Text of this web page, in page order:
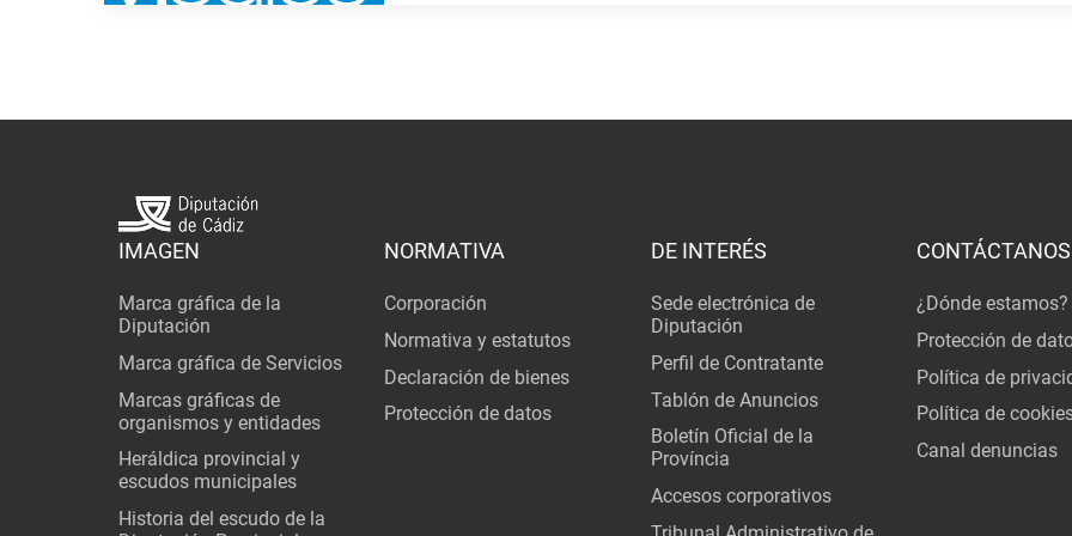
IMAGEN
Marca gráfica de la
Diputación
Marca gráfica de Servicios
Marcas gráficas de
organismos y entidades
Heráldica provincial y
escudos municipales
Historia del escudo de la
NORMATIVA
Corporación
Normativa y estatutos
Declaración de bienes
Protección de datos
DE INTERÉS
Sede electrónica de
Diputación
Perfil de Contratante
Tablón de Anuncios
Boletín Oficial de la
Província
Accesos corporativos
CONTÁCTANOS
¿Dónde estamos?
Protección de
Política de
Política de
Canal denuncias